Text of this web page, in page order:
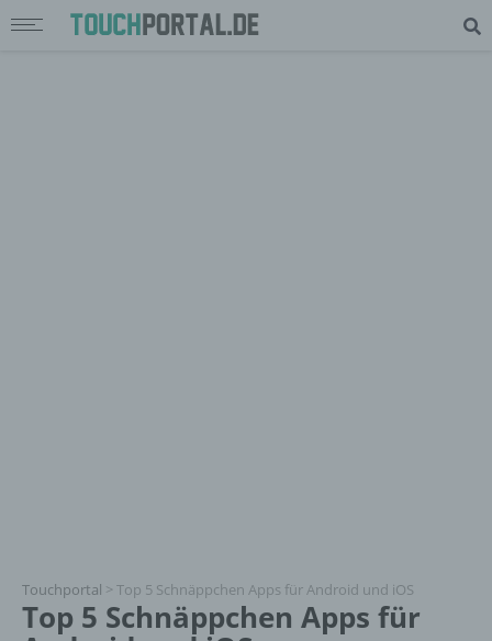
Touchportal > Top 5 Schnäppchen Apps für Android und iOS
Top 5 Schnäppchen Apps für